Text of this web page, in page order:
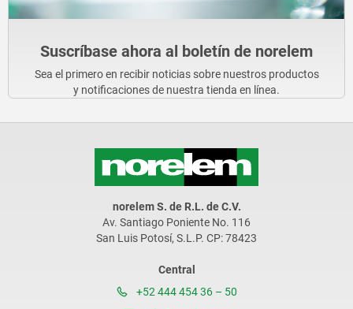
Suscríbase ahora al boletín de norelem
Sea el primero en recibir noticias sobre nuestros productos
y notificaciones de nuestra tienda en línea.
norelem S. de R.L. de C.V.
Av. Santiago Poniente No. 116
San Luis Potosí, S.L.P. CP: 78423
Central
+52 444 454 36 – 50